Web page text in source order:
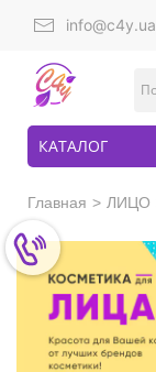
info@c4y.ua
КАТАЛОГ
Главная ЛИЦО